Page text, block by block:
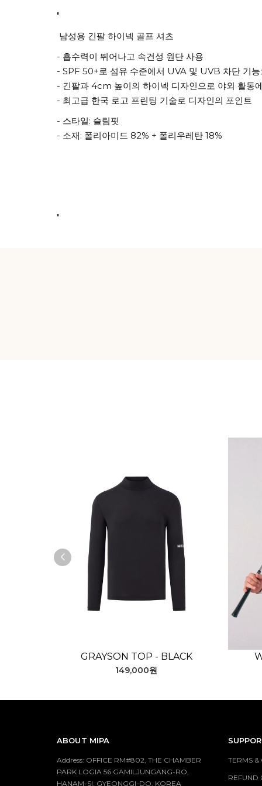
"
남성용 긴팔 하이넥 골프 셔츠
- 흡수력이 뛰어나고 속건성 원단 사용
- SPF 50+로 섬유 수준에서 UVA 및 UVB 차단 기
- 긴팔과 4cm 높이의 하이넥 디자인으로 야외 활동
- 최고급 한국 로고 프린팅 기술로 디자인의 포인트
- 스타일: 슬림핏
- 소재: 폴리아미드 82% + 폴리우레탄 18%
"
GRAYSON TOP - BLACK
149,000원
ABOUT MIPA
Address: OFFICE RM#802, THE CHAMBER
PARK LOGIA 56 GAMILJUNGANG-RO,
HANAM-SI, GYEONGGI-DO, KOREA
TERMS &
REFUND